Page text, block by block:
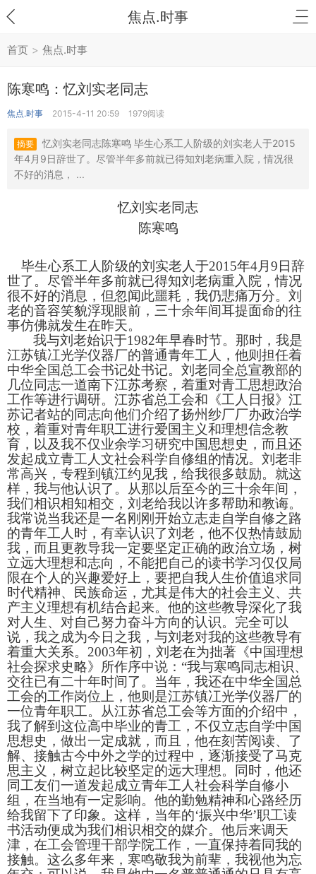
焦点.时事
首页 > 焦点.时事
陈寒鸣：忆刘实老同志
焦点.时事 2015-4-11 20:59 1979阅读
摘要
忆刘实老同志陈寒鸣 毕生心系工人阶级的刘实老人于2015
年4月9日辞世了。尽管半年多前就已得知刘老病重入院，情况很
不好的消息， ...
忆刘实老同志
陈寒鸣
毕生心系工人阶级的刘实老人于2015年4月 9 日辞
世了。尽管半年多前就已得知刘老病重入院，情况
很不好的消息，但忽闻此噩耗，我仍悲痛万分。刘
老的音容笑貌浮现眼前，三十余年间耳提面命的往
事仿佛就发生在昨天。
我与刘老始识于1982年早春时节。那时，我是
江苏镇冮光学仪器厂的普通青年工人，他则担任着
中华全国总工会书记处书记。刘老同全总宣教部的
几位同志一道南下江苏考察，着重对青工思想政治
工作等进行调研。江苏省总工会和《工人日报》江
苏记者站的同志向他们介绍了扬州纱厂厂办政治学
校，着重对青年职工进行爱国主义和理想信念教
育，以及我不仅业余学习研究中国思想史，而且还
发起成立青工人文社会科学自修组的情况。刘老非
常高兴，专程到镇江约见我，给我很多鼓励。就这
样，我与他认识了。从那以后至今的三十余年间，
我们相识相知相交，刘老给我以许多帮助和教诲。
我常说当我还是一名刚刚开始立志走自学自修之路
的青年工人时，有幸认识了刘老，他不仅热情鼓励
我，而且更教导我一定要坚定正确的政治立场，树
立远大理想和志向，不能把自己的读书学习仅仅局
限在个人的兴趣爱好上，要把自我人生价值追求同
时代精神、民族命运，尤其是伟大的社会主义、共
产主 义理想有机结合起来。他的这些教导深化了我
对人生、对自己努力奋斗方向的认识。完全可以
说，我之成为今日之我，与刘老对我的这些教导有
着重大关系。 2003年初，刘老在为拙著《中国理想
社会探求史略》所作序中说：“我与寒鸣同志相识、
交往已有二十年时间了。当年，我还在中华全国总
工会的工作岗位上，他则是江苏镇冮光学仪器厂的
一位青年职工。从江苏省总工会等方面的介绍中，
我了解到这位高中毕业的青工，不仅立志自学中国
思想史，做出一定成就，而且，他在刻苦阅读、了
解、接触古今中外之学的过程中，逐渐接受了马克
思主义，树立起比较坚定的远大理想。同时，他还
同工友们一道发起成立青年工人社会科学自修小
组，在当地有一定影响。他的勤勉精神和心路经历
给我留下了印象。这样，当年的‘振兴中华’职工读
书活动便成为我们相识相交的媒介。他后来调天
津，在工会管理干部学院工作，一直保持着同我的
接触。这么多年来，寒鸣敬我为前辈，我视他为忘